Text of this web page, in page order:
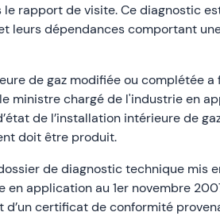
rapport de visite. Ce diagnostic
leurs dépendances comportant
de gaz modifiée ou complétée
ministre chargé de l'industrie en
de l’installation intérieure de
doit être produit.
de diagnostic technique mis
application au 1er novembre
d’un certificat de conformité